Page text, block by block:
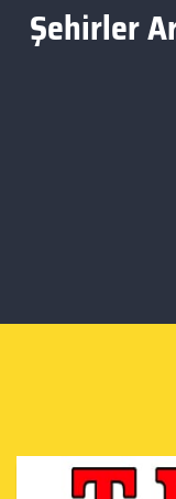
Şehirler